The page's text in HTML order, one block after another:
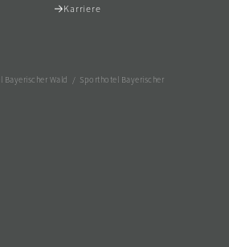
Karriere
Bayerischer Wald / Sporthotel Bayerischer